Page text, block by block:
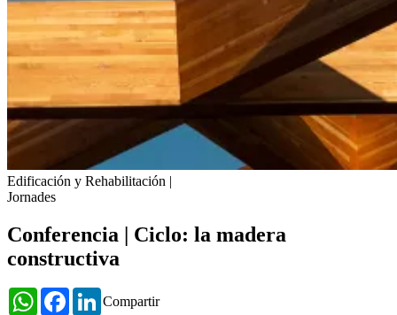
Edificación y Rehabilitación |
Jornades
Conferencia | Ciclo: la madera
constructiva
Compartir
WhatsAppFacebookLinkedIn